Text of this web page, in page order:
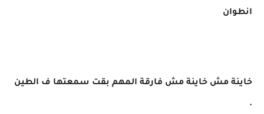
انطوان
خاينة مش خاينة مش فارقة المهم بقت سمعتها ف الطين
.